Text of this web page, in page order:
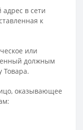
в сети
к
или
должным
Товара.
оказывающее